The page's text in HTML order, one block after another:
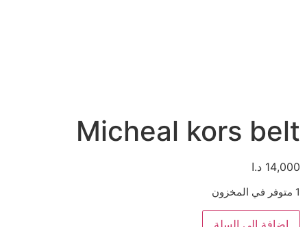
Micheal kors belt
14,000 د.ا
1 متوفر في المخزون
إضافة إلى السلة